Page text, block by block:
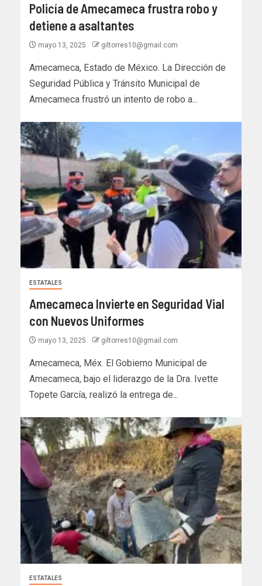
Policía de Amecameca frustra robo y
detiene a asaltantes
mayo 13, 2025 giltorres10@gmail.com
Amecameca, Estado de México. La Dirección de
Seguridad Pública y Tránsito Municipal de
Amecameca frustró un intento de robo a...
ESTATALES
Amecameca Invierte en Seguridad Vial
con Nuevos Uniformes
mayo 13, 2025 giltorres10@gmail.com
Amecameca, Méx. El Gobierno Municipal de
Amecameca, bajo el liderazgo de la Dra. Ivette
Topete García, realizó la entrega de...
ESTATALES